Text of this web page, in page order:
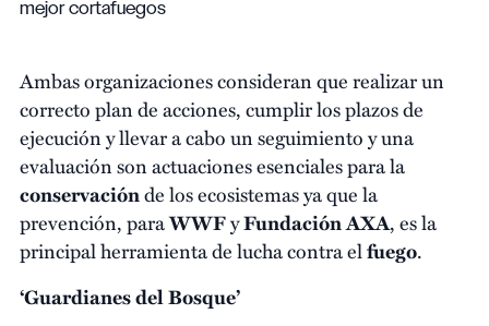
mejor cortafuegos
Ambas organizaciones consideran que realizar un
correcto plan de acciones, cumplir los plazos de
ejecución y llevar a cabo un seguimiento y una
evaluación son actuaciones esenciales para la
conservaciónde los ecosistemas ya que la
prevención, paraWWFyFundación AXA, es la
principal herramienta de lucha contra elfuego.
‘Guardianes del Bosque’